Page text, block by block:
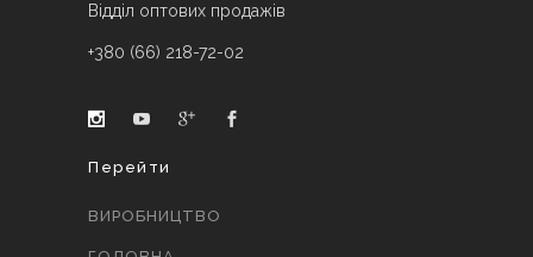
Відділ оптових продажів
+380 (66) 218-72-02
Перейти
ВИРОБНИЦТВО